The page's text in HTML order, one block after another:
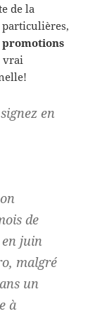
de la
promotions
vrai
en
de
juin
malgré
un
à